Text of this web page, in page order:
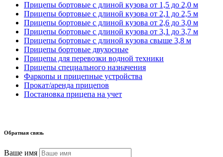
Прицепы бортовые с длиной кузова от 1,5 до 2,0 м
Прицепы бортовые с длиной кузова от 2,1 до 2,5 м
Прицепы бортовые с длиной кузова от 2,6 до 3,0 м
Прицепы бортовые с длиной кузова от 3,1 до 3,7 м
Прицепы бортовые с длиной кузова свыше 3,8 м
Прицепы бортовые двухосные
Прицепы для перевозки водной техники
Прицепы специального назначения
Фаркопы и прицепные устройства
Прокат/аренда прицепов
Постановка прицепа на учет
Обратная связь
Ваше имя